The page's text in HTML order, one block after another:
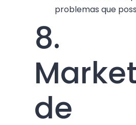
problemas que
8.
de